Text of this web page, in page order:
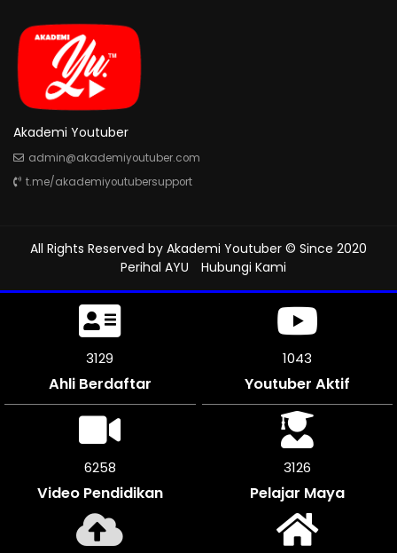
Akademi Youtuber
admin@akademiyoutuber.com
t.me/akademiyoutubersupport
All Rights Reserved by Akademi Youtuber © Since 2020
Perihal AYU
Hubungi Kami
3483
Ahli Berdaftar
1161
Youtuber Aktif
6960
Video Pendidikan
3480
Pelajar Maya